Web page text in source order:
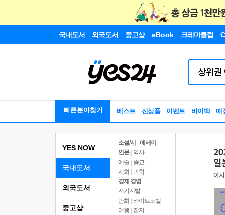
국내도서 외국도서 중고샵 eBook 크레마클럽
빠른분야찾기 베스트 신상품 이벤트 바이백 매
YES NOW
국내도서
소설/시
에세이
인문
역사
예술 | 종교
사회 | 과학
경제 경영
자기계발
만화 | 라이트노벨
여행
잡지
외국도서
중고샵